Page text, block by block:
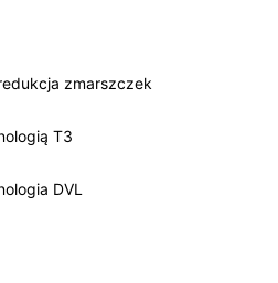
zmarszczek
T3
DVL